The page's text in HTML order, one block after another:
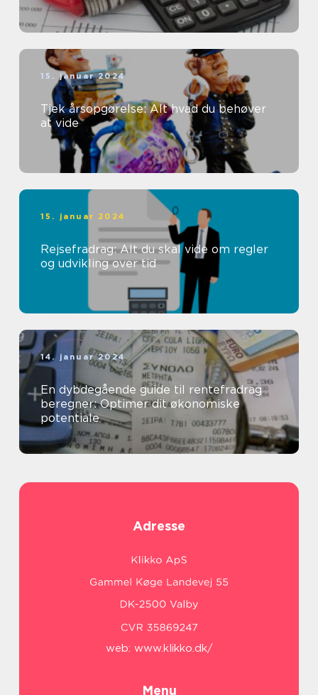
15. januar 2024
Tjek årsopgørelse: Alt hvad du behøver
at vide
15. januar 2024
Rejsefradrag: Alt du skal vide om regler
og udvikling over tid
14. januar 2024
En dybdegående guide til rentefradrag
beregner: Optimer dit økonomiske
potentiale
Adresse
web: www.klikko.dk/
Menu